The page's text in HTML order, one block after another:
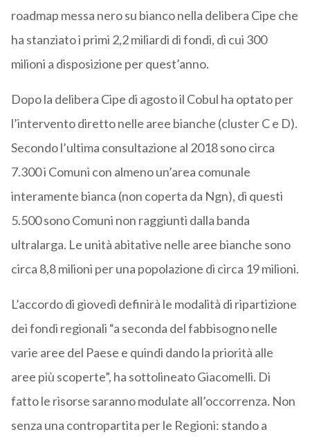
roadmap messa nero su bianco nella delibera Cipe che
ha stanziato i primi 2,2 miliardi di fondi, di cui 300
milioni a disposizione per quest’anno.
Dopo la delibera Cipe di agosto il Cobul ha optato per
l’intervento diretto nelle aree bianche (cluster C e D).
Secondo l’ultima consultazione al 2018 sono circa
7.300 i Comuni con almeno un’area comunale
interamente bianca (non coperta da Ngn), di questi
5.500 sono Comuni non raggiunti dalla banda
ultralarga. Le unità abitative nelle aree bianche sono
circa 8,8 milioni per una popolazione di circa 19 milioni.
L’accordo di giovedì definirà le modalità di ripartizione
dei fondi regionali “a seconda del fabbisogno nelle
varie aree del Paese e quindi dando la priorità alle
aree più scoperte”, ha sottolineato Giacomelli. Di
fatto le risorse saranno modulate all’occorrenza. Non
senza una contropartita per le Regioni: stando a